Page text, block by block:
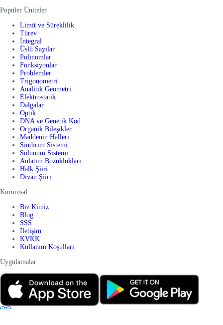
Popüler Üniteler
Limit ve Süreklilik
Türev
İntegral
Üslü Sayılar
Polinomlar
Fonksiyonlar
Problemler
Trigonometri
Analitik Geometri
Elektrostatik
Dalgalar
Optik
DNA ve Genetik Kod
Organik Bileşikler
Maddenin Halleri
Sindirim Sistemi
Solunum Sistemi
Anlatım Bozuklukları
Halk Şiiri
Divan Şiiri
Kurumsal
Biz Kimiz
Blog
SSS
İletişim
KVKK
Kullanım Koşulları
Uygulamalar